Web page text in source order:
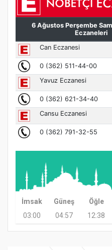
İmsak Güneş Öğle
03:00
04:57 12:38